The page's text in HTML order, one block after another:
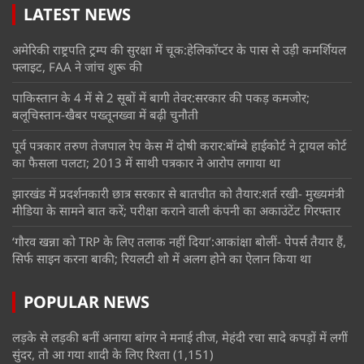
LATEST NEWS
अमेरिकी राष्ट्रपति ट्रम्प की सुरक्षा में चूक:हेलिकॉप्टर के पास से उड़ी कमर्शियल
फ्लाइट, FAA ने जांच शुरू की
पाकिस्तान के 4 में से 2 सूबों में बागी तेवर:सरकार की पकड़ कमजोर;
बलूचिस्तान-खैबर पख्तूनख्वा में बढ़ी चुनौती
पूर्व पत्रकार तरुण तेजपाल रेप केस में दोषी करार:बॉम्बे हाईकोर्ट ने ट्रायल कोर्ट
का फैसला पलटा; 2013 में साथी पत्रकार ने आरोप लगाया था
झारखंड में प्रदर्शनकारी छात्र सरकार से बातचीत को तैयार:शर्त रखी- मुख्यमंत्री
मीडिया के सामने बात करें; परीक्षा कराने वाली कंपनी का अकाउंटेंट गिरफ्तार
‘गौरव खन्ना को TRP के लिए तलाक नहीं दिया’:आकांक्षा बोलीं- पेपर्स तैयार हैं,
सिर्फ साइन करना बाकी; रियलटी शो में अलग होने का ऐलान किया था
POPULAR NEWS
लड़के से लड़की बनीं अनाया बांगर ने मनाई तीज, मेहंदी रचा सादे कपड़ों में लगीं
सुंदर, तो आ गया शादी के लिए रिश्ता (1,151)